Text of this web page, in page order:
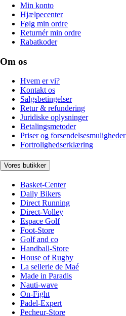
Min konto
Hjælpecenter
Følg min ordre
Returnér min ordre
Rabatkoder
Om os
Hvem er vi?
Kontakt os
Salgsbetingelser
Retur & refundering
Juridiske oplysninger
Betalingsmetoder
Priser og forsendelsesmuligheder
Fortrolighedserklæring
Vores butikker
Basket-Center
Daily Bikers
Direct Running
Direct-Volley
Espace Golf
Foot-Store
Golf and co
Handball-Store
House of Rugby
La sellerie de Maé
Made in Paradis
Nauti-wave
On-Fight
Padel-Expert
Pecheur-Store